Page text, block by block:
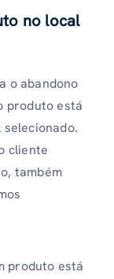
no local
o abandono
produto está
cliente
também
produto está